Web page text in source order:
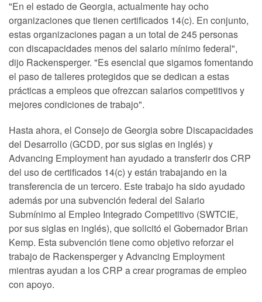
"En el estado de Georgia, actualmente hay ocho
organizaciones que tienen certificados 14(c). En conjunto,
estas organizaciones pagan a un total de 245 personas
con discapacidades menos del salario mínimo federal",
dijo Rackensperger. "Es esencial que sigamos fomentando
el paso de talleres protegidos que se dedican a estas
prácticas a empleos que ofrezcan salarios competitivos y
mejores condiciones de trabajo".
Hasta ahora, el Consejo de Georgia sobre Discapacidades
del Desarrollo (GCDD, por sus siglas en inglés) y
Advancing Employment han ayudado a transferir dos CRP
del uso de certificados 14(c) y están trabajando en la
transferencia de un tercero. Este trabajo ha sido ayudado
además por una subvención federal del Salario
Submínimo al Empleo Integrado Competitivo (SWTCIE,
por sus siglas en inglés), que solicitó el Gobernador Brian
Kemp. Esta subvención tiene como objetivo reforzar el
trabajo de Rackensperger y Advancing Employment
mientras ayudan a los CRP a crear programas de empleo
con apoyo.